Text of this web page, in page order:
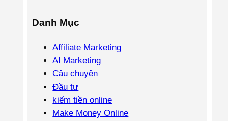
Danh Mục
Affiliate Marketing
AI Marketing
Câu chuyện
Đầu tư
kiếm tiền online
Make Money Online